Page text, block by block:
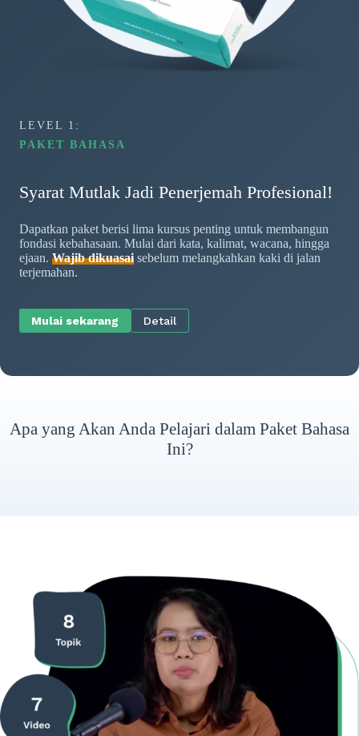
LEVEL 1:
PAKET BAHASA
Syarat Mutlak Jadi Penerjemah Profesional!
Dapatkan paket berisi lima kursus penting untuk membangun
fondasi kebahasaan. Mulai dari kata, kalimat, wacana, hingga
ejaan. Wajib dikuasai sebelum melangkahkan kaki di jalan
terjemahan.
Mulai sekarang Detail
Apa yang Akan Anda Pelajari dalam Paket Bahasa
Ini?